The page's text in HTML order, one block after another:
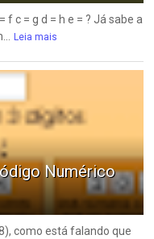
f c = g d = h e = ? Já sabe a
Leia mais
Numérico
como está falando que